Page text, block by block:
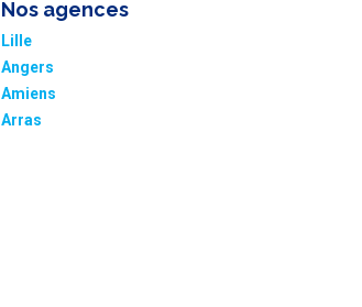
Nos agences
Lille
Angers
Amiens
Arras